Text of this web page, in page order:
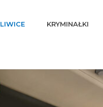
KRYMINAŁKI